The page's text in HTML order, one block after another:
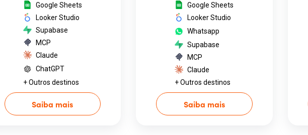
Google Sheets
Looker Studio
Supabase
MCP
Claude
ChatGPT
+ Outros destinos
Saiba mais
Google Sheets
Looker Studio
Whatsapp
Supabase
MCP
Claude
+ Outros destinos
Saiba mais